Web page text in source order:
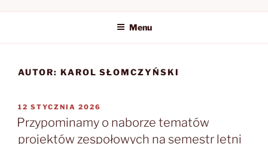
Menu
AUTOR: KAROL SŁOMCZYŃSKI
OPUBLIKOWANE
W
12 STYCZNIA 2026
Przypominamy o naborze tematów
projektów zespołowych na semestr letni